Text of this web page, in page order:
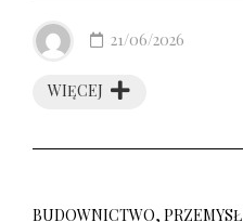
WIĘCEJ
21/06/2026
BUDOWNICTWO, PRZEMYSŁ